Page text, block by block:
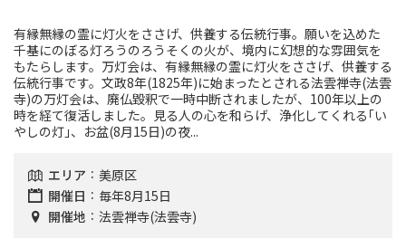
リンク集
for Business
有縁無縁の霊に灯火をささげ、供養する伝統行事。願いを込めた
千基にのぼる灯ろうのろうそくの火が、境内に幻想的な雰囲気を
もたらします。万灯会は、有縁無縁の霊に灯火をささげ、供養する
伝統行事です。文政8年(1825年)に始まったとされる法雲禅寺(法雲
寺)の万灯会は、廃仏毀釈で一時中断されましたが、100年以上の
時を経て復活しました。見る人の心を和らげ、浄化してくれる｢い
やしの灯｣、お盆(8月15日)の夜...
エリア
美原区
開催日
毎年8月15日
開催地
法雲禅寺(法雲寺)